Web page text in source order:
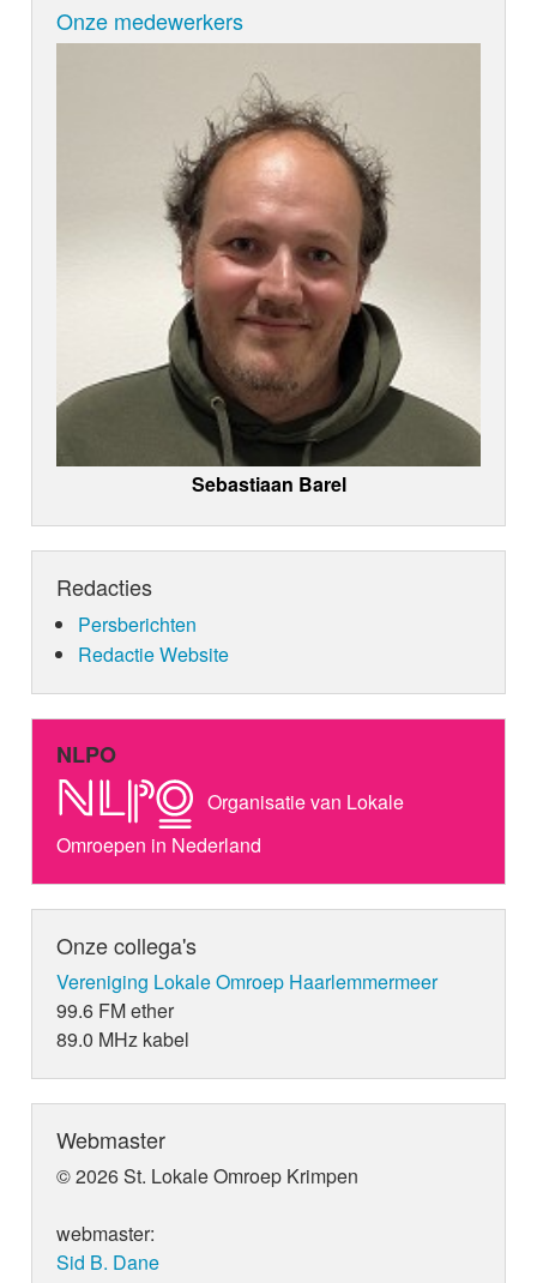
Onze medewerkers
Sebastiaan Barel
Redacties
Persberichten
Redactie Website
NLPO
Organisatie van Lokale
Omroepen in Nederland
Onze collega's
Vereniging Lokale Omroep Haarlemmermeer
99.6 FM ether
89.0 MHz kabel
Webmaster
© 2026 St. Lokale Omroep Krimpen
webmaster:
Sid B. Dane